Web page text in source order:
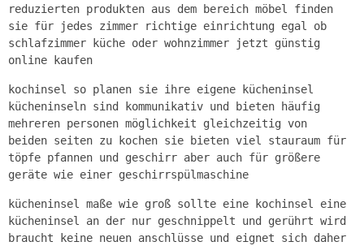
reduzierten produkten aus dem bereich möbel finden
sie für jedes zimmer richtige einrichtung egal ob
schlafzimmer küche oder wohnzimmer jetzt günstig
online kaufen
kochinsel so planen sie ihre eigene kücheninsel
kücheninseln sind kommunikativ und bieten häufig
mehreren personen möglichkeit gleichzeitig von
beiden seiten zu kochen sie bieten viel stauraum für
töpfe pfannen und geschirr aber auch für größere
geräte wie einer geschirrspülmaschine
kücheninsel maße wie groß sollte eine kochinsel eine
kücheninsel an der nur geschnippelt und gerührt wird
braucht keine neuen anschlüsse und eignet sich daher